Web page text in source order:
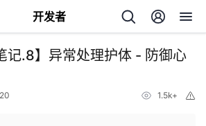
开发者
记.8】异常处理护体 - 防御心
1.5k+